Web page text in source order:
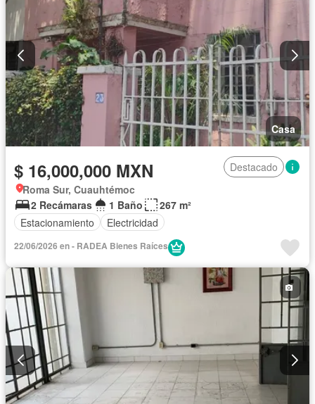
Casa
$ 16,000,000 MXN
Destacado
Roma Sur, Cuauhtémoc
2 Recámaras
1 Baño
267 m²
Estacionamiento
Electricidad
22/06/2026 en - RADEA Bienes Raíces